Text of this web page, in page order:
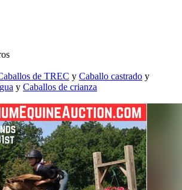
de TREC y Caballo castrado y
y Caballos de crianza